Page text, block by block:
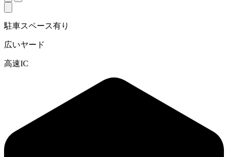
駐車スペース有り
広いヤード
高速IC